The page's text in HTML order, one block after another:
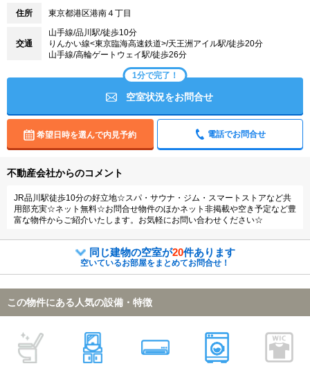
住所 東京都港区港南４丁目
交通
山手線/品川駅/徒歩10分
りんかい線<東京臨海高速鉄道>/天王洲アイル駅/徒歩20分
山手線/高輪ゲートウェイ駅/徒歩26分
1分で完了！
空室状況をお問合せ
希望日時を選んで内見予約 電話でお問合せ
不動産会社からのコメント
JR品川駅徒歩10分の好立地☆スパ・サウナ・ジム・スマートストアなど共
用部充実☆ネット無料☆お問合せ物件のほかネット非掲載や空き予定など豊
富な物件からご紹介いたします。お気軽にお問い合わせください☆
同じ建物の空室が20件あります
空いているお部屋をまとめてお問合せ！
この物件にある人気の設備・特徴